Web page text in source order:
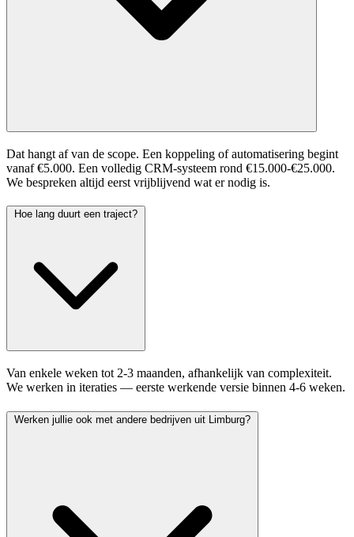
Dat hangt af van de scope. Een koppeling of automatisering begint
vanaf €5.000. Een volledig CRM-systeem rond €15.000-€25.000.
We bespreken altijd eerst vrijblijvend wat er nodig is.
Hoe lang duurt een traject?
Van enkele weken tot 2-3 maanden, afhankelijk van complexiteit.
We werken in iteraties — eerste werkende versie binnen 4-6 weken.
Werken jullie ook met andere bedrijven uit Limburg?